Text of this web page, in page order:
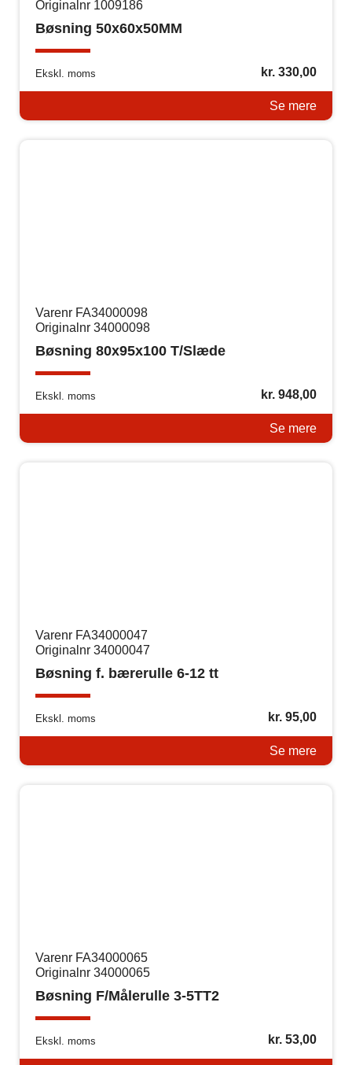
Originalnr 1009186
Bøsning 50x60x50MM
Ekskl. moms kr.330,00
Se mere
Varenr FA34000098
Originalnr 34000098
Bøsning 80x95x100 T/Slæde
Ekskl. moms kr.948,00
Se mere
Varenr FA34000047
Originalnr 34000047
Bøsning f. bærerulle 6-12 tt
Ekskl. moms kr.95,00
Se mere
Varenr FA34000065
Originalnr 34000065
Bøsning F/Målerulle 3-5TT2
Ekskl. moms kr.53,00